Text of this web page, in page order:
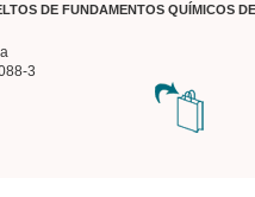
DE FUNDAMENTOS QUÍMICOS
3